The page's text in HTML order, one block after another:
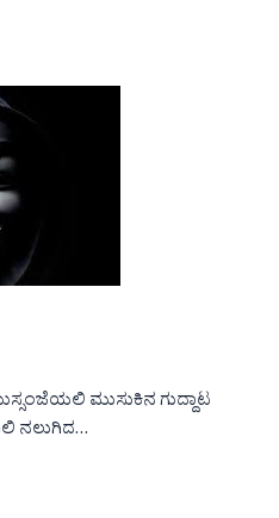
ಮುಸುಕಿನ ಗುದ್ದಾಟ
ನಲುಗಿದ…